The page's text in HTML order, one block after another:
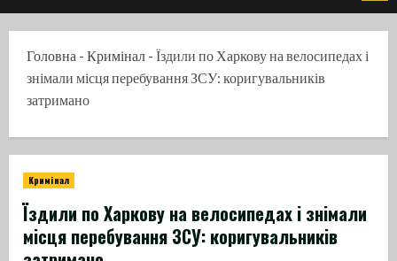
Menu
Головна - Кримінал - Їздили по Харкову на велосипедах і
знімали місця перебування ЗСУ: коригувальників
затримано
Кримінал
Їздили по Харкову на велосипедах і знімали
місця перебування ЗСУ: коригувальників